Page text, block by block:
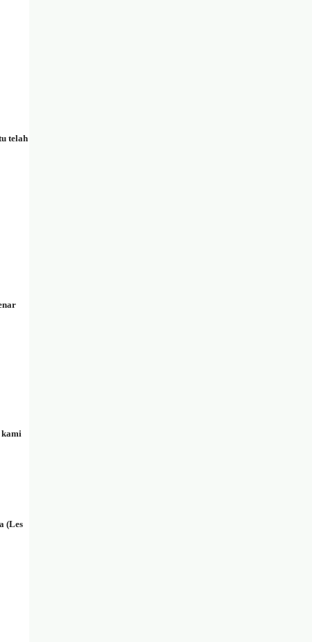
telah
(Les